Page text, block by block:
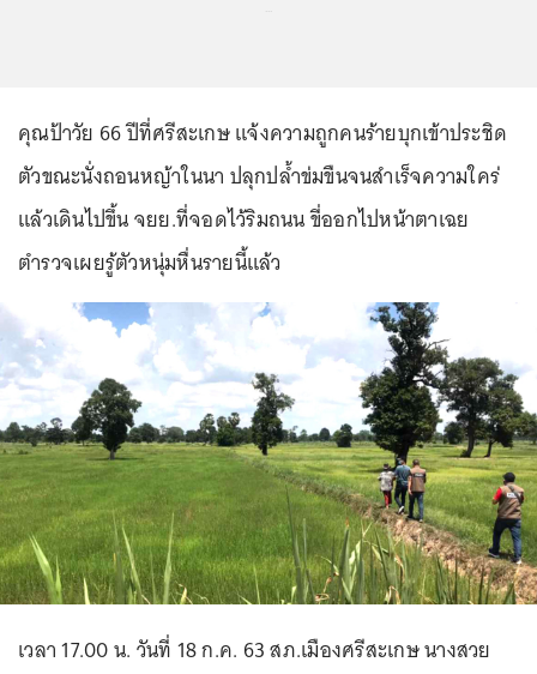
คุณป้าวัย 66 ปีที่ศรีสะเกษ แจ้งความถูกคนร้ายบุกเข้าประชิด
ตัวขณะนั่งถอนหญ้าในนา ปลุกปล้ำข่มขืนจนสำเร็จความใคร่
แล้วเดินไปขึ้น จยย.ที่จอดไว้ริมถนน ขี่ออกไปหน้าตาเฉย
ตำรวจเผยรู้ตัวหนุ่มหื่นรายนี้แล้ว
เวลา 17.00 น. วันที่ 18 ก.ค. 63 สภ.เมืองศรีสะเกษ นางสวย